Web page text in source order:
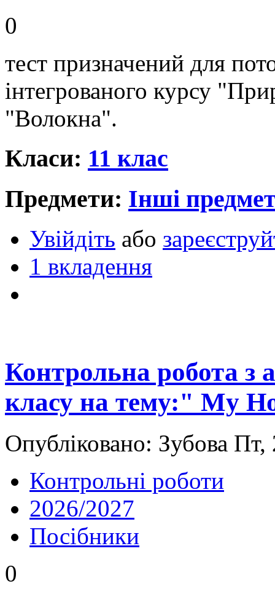
0
тест призначений для
інтегрованого курсу
"Волокна".
Класи: 11 клас
Предмети: Інші
Увійдіть або
1 вкладення
Контрольна робота з
класу на тему:" My
Опубліковано: Зубова
Контрольні роботи
2026/2027
Посібники
0